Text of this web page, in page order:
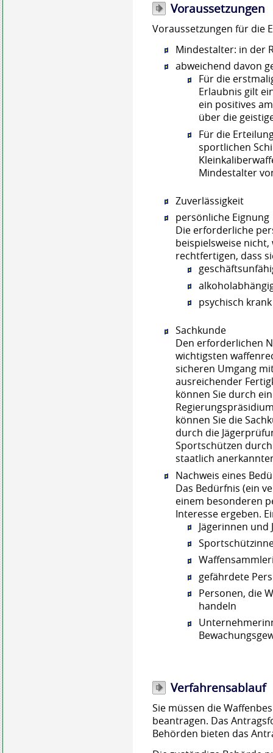
Voraussetzungen
Voraussetzungen für die
Mindestalter: in der
abweichend davon
Für die
Erlaubnis gilt
ein positives
über die
Für die
sportlichen
Mindestalter
Zuverlässigkeit
persönliche Eignung
Die erforderliche
beispielsweise
rechtfertigen, dass
psychisch
Sachkunde
Den erforderlichen
wichtigsten
sicheren Umgang
ausreichender
können Sie durch
können Sie die
durch die
Sportschützen
staatlich
Nachweis eines
Das Bedürfnis (ein
einem besonderen
Interesse ergeben.
Jägerinnen und
gefährdete
Personen, die
handeln
Verfahrensablauf
Sie müssen die
beantragen. Das
Behörden bieten das